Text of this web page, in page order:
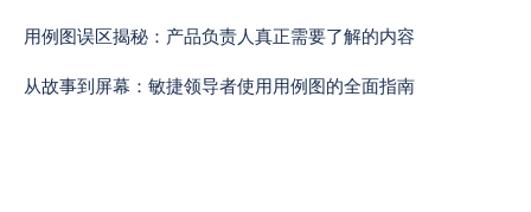
用例图误区揭秘：产品负责人真正需要了解的内容
从故事到屏幕：敏捷领导者使用用例图的全面指南